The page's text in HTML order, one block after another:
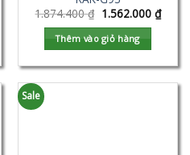
1.874.400₫ 1.562.000 ₫
Thêm vào giỏ hàng
Sale